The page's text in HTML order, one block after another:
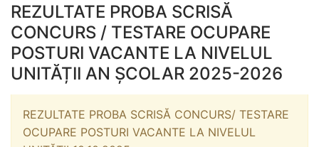
REZULTATE PROBA SCRISĂ
CONCURS / TESTARE OCUPARE
POSTURI VACANTE LA NIVELUL
UNITĂȚII AN ȘCOLAR 2025-2026
REZULTATE PROBA SCRISĂ CONCURS/ TESTARE
OCUPARE POSTURI VACANTE LA NIVELUL